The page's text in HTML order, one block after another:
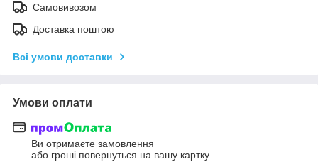
Самовивозом
Доставка поштою
Всі умови доставки
Умови оплати
Ви отримаєте замовлення
або гроші повернуться на вашу картку